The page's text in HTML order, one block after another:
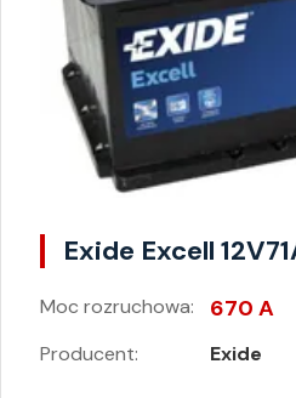
Exide Excell
Moc rozruchowa: 670 A
Producent: Exide